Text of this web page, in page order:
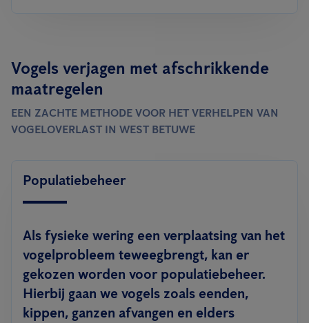
Vogels verjagen met afschrikkende
maatregelen
EEN ZACHTE METHODE VOOR HET VERHELPEN VAN
VOGELOVERLAST IN WEST BETUWE
Populatiebeheer
Als fysieke wering een verplaatsing van het
vogelprobleem teweegbrengt, kan er
gekozen worden voor populatiebeheer.
Hierbij gaan we vogels zoals eenden,
kippen, ganzen afvangen en elders